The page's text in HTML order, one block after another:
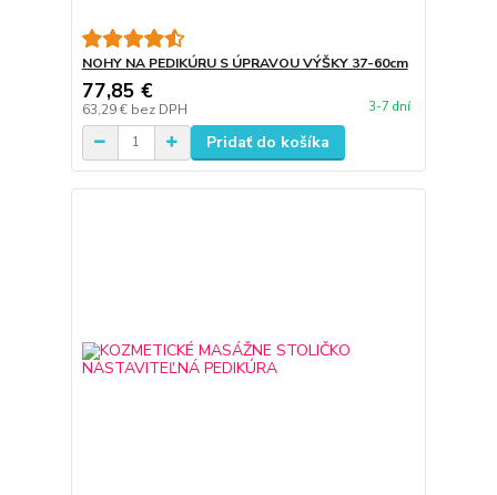
NOHY NA PEDIKÚRU S ÚPRAVOU VÝŠKY 37-60cm
77,85 €
63,29 € bez DPH 3-7 dní
Pridať do košíka